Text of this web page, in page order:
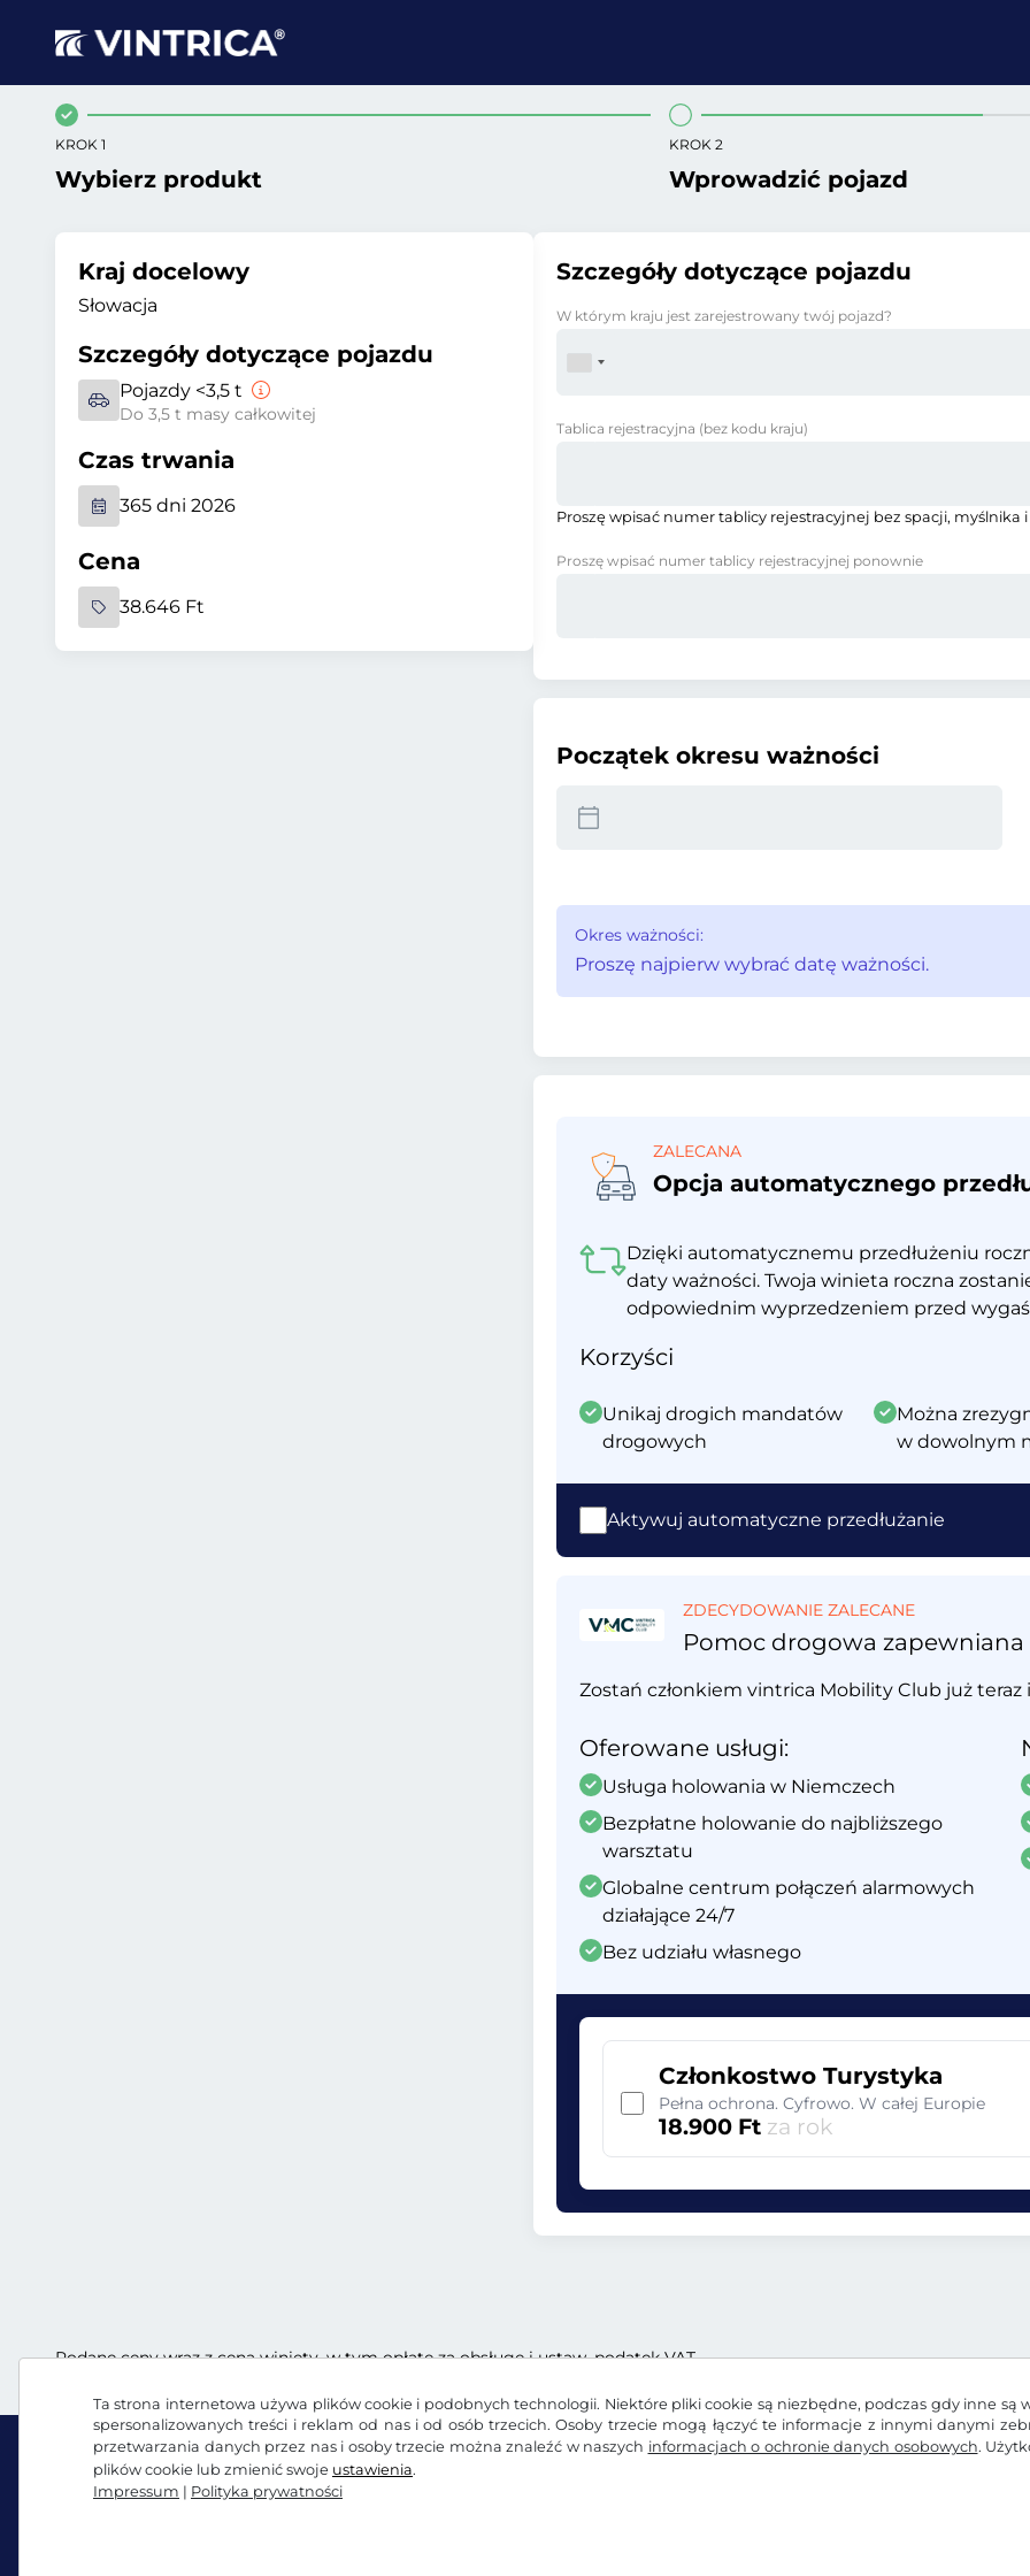
Ta strona internetowa używa plików cookie i podobnych technologii. Niektóre pliki cookie są niezbędne, podczas gdy inne są
spersonalizowanych treści i reklam od nas i od osób trzecich. Osoby trzecie mogą łączyć te informacje z innymi danymi
przetwarzania danych przez nas i osoby trzecie można znaleźć w naszych informacjach o ochronie danych osobowych.
plików cookie lub zmienić swoje ustawienia.
Impressum | Polityka prywatności
KROK 1
Wybierz produkt
KROK 2
Wprowadzić pojazd
Kraj docelowy
Słowacja
Szczegóły dotyczące pojazdu
Pojazdy <3,5 t
Do 3,5 t masy całkowitej
Czas trwania
365 dni 2026
Cena
38.646 Ft
Szczegóły dotyczące pojazdu
W którym kraju jest zarejestrowany twój pojazd?
Tablica rejestracyjna (bez kodu kraju)
Proszę wpisać numer tablicy rejestracyjnej bez spacji, myślnika
Proszę wpisać numer tablicy rejestracyjnej ponownie
Początek okresu ważności
Okres ważności:
Proszę najpierw wybrać datę ważności.
ZALECANA
Opcja automatycznego
Dzięki automatycznemu przedłużeniu
daty ważności. Twoja winieta roczna
odpowiednim wyprzedzeniem przed
Korzyści
Unikaj drogich mandatów
drogowych
Można
w dowolnym
Aktywuj automatyczne przedłużanie
ZDECYDOWANIE ZALECANE
Pomoc drogowa
Zostań członkiem vintrica Mobility Club już teraz
Oferowane usługi:
Usługa holowania w Niemczech
Bezpłatne holowanie do najbliższego
warsztatu
Globalne centrum połączeń alarmowych
działające 24/7
Bez udziału własnego
Członkostwo Turystyka
Pełna ochrona. Cyfrowo. W całej Europie
18.900 Ft za rok
Podane ceny wraz z ceną winiety, w tym opłatę za obsługę i ustaw. podatek VAT